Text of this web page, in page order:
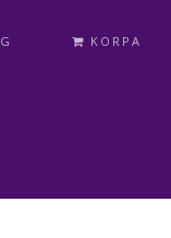
KORPA